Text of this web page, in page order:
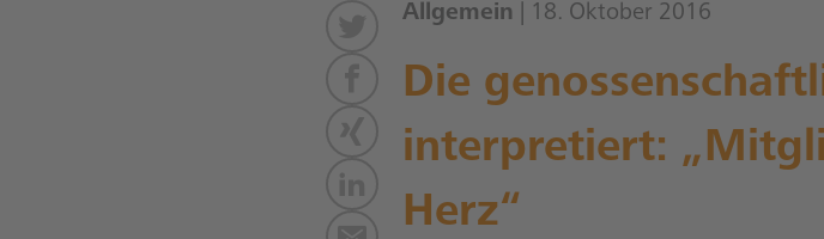
Allgemein | 18. Oktober 2016
Die
interpretiert:
Herz“